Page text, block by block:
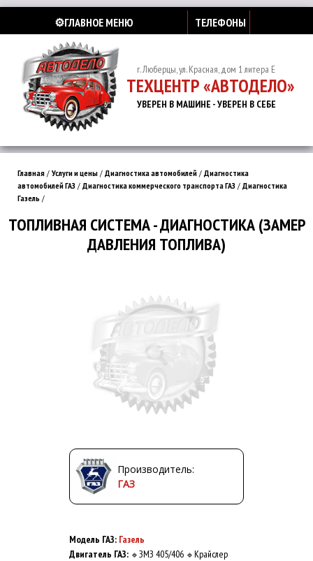
⚙️ГЛАВНОЕ МЕНЮ ТЕЛЕФОНЫ
г. Люберцы, ул. Красная, дом 1 литера Е
ТЕХЦЕНТР «АВТОДЕЛО»
УВЕРЕН В МАШИНЕ - УВЕРЕН В СЕБЕ
Главная / Услуги и цены / Диагностика автомобилей / Диагностика
автомобилей ГАЗ / Диагностика коммерческого транспорта ГАЗ / Диагностика
Газель /
ТОПЛИВНАЯ СИСТЕМА - ДИАГНОСТИКА (ЗАМЕР
ДАВЛЕНИЯ ТОПЛИВА)
Производитель:
ГАЗ
Модель ГАЗ: Газель
Двигатель ГАЗ: 🔹 ЗМЗ 405/406 🔹 Крайслер